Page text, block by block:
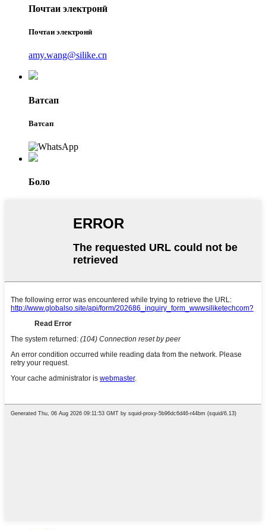
Почтаи электронӣ
Почтаи электронӣ
amy.wang@silike.cn
Ватсап
Ватсап
Боло